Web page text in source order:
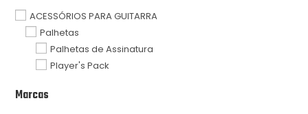
ACESSÓRIOS PARA GUITARRA
Palhetas
Palhetas de Assinatura
Player's Pack
Marcas